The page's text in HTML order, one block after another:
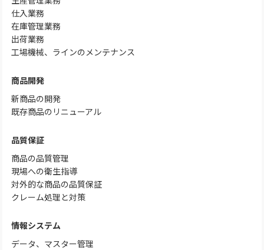
仕入業務
在庫管理業務
出荷業務
工場機械、ラインのメンテナンス
商品開発
新商品の開発
既存商品のリニューアル
品質保証
商品の品質管理
現場への衛生指導
対外的な商品の品質保証
クレーム処理と対策
情報システム
データ、マスター管理